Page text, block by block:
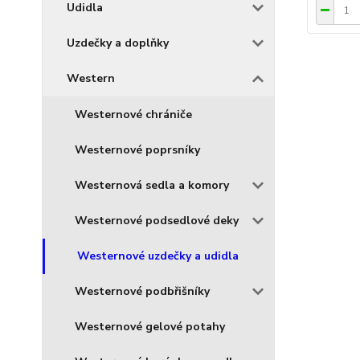
Udidla
Uzdečky a doplňky
Western
Westernové chrániče
Westernové poprsníky
Westernová sedla a komory
Westernové podsedlové deky
Westernové uzdečky a udidla
Westernové podbřišníky
Westernové gelové potahy